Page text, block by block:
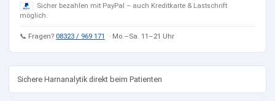
Sicher bezahlen mit PayPal – auch Kreditkarte & Lastschrift
möglich.
📞 Fragen? 08323 / 969 171 · Mo.–Sa. 11–21 Uhr
Sichere Harnanalytik direkt beim Patienten